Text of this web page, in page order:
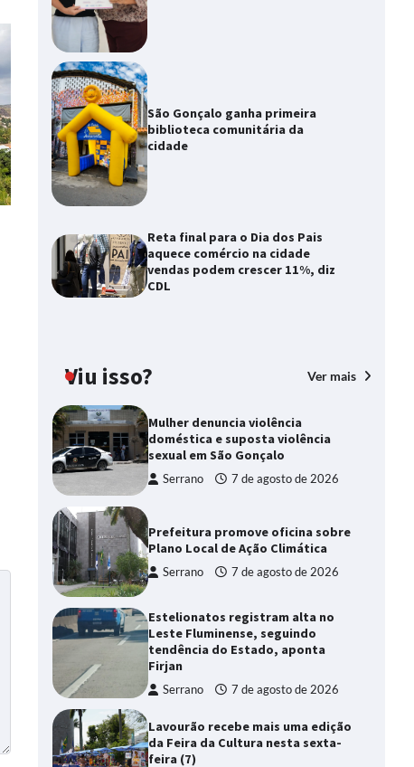
São Gonçalo ganha primeira
biblioteca comunitária da
cidade
Reta final para o Dia dos Pais
aquece comércio na cidade
vendas podem crescer 11%, diz
CDL
Viu isso? Ver mais
Mulher denuncia violência
doméstica e suposta violência
sexual em São Gonçalo
Serrano 7 de agosto de 2026
Prefeitura promove oficina sobre
Plano Local de Ação Climática
Serrano 7 de agosto de 2026
Estelionatos registram alta no
Leste Fluminense, seguindo
tendência do Estado, aponta
Firjan
Serrano 7 de agosto de 2026
Lavourão recebe mais uma edição
da Feira da Cultura nesta sexta-
feira (7)